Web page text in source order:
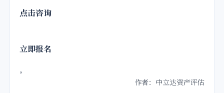
点击咨询
立即报名
，
作者：中立达资产评估